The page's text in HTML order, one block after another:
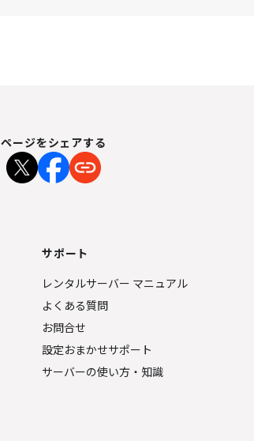
ページをシェアする
サポート
レンタルサーバー マニュアル
よくある質問
お問合せ
設定おまかせサポート
サーバーの使い方・知識